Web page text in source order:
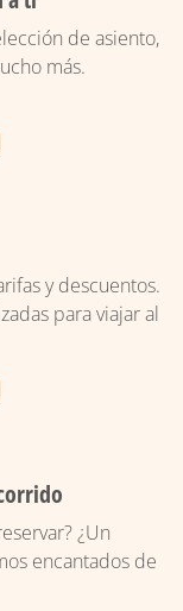
de asiento,
más.
y descuentos.
para viajar al
¿Un
encantados de